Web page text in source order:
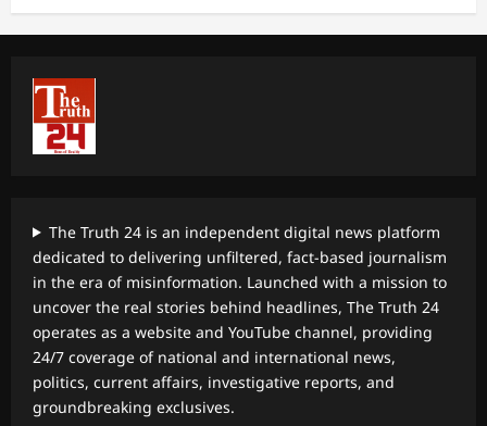
The Truth 24 is an independent digital news platform
dedicated to delivering unfiltered, fact-based journalism
in the era of misinformation. Launched with a mission to
uncover the real stories behind headlines, The Truth 24
operates as a website and YouTube channel, providing
24/7 coverage of national and international news,
politics, current affairs, investigative reports, and
groundbreaking exclusives.